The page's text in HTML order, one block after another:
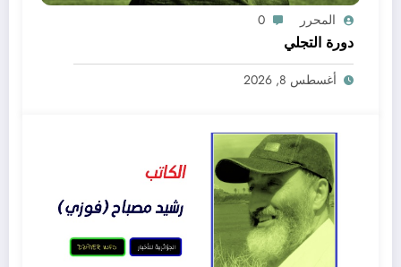
المحرر 0
دورة التجلي
أغسطس 8, 2026